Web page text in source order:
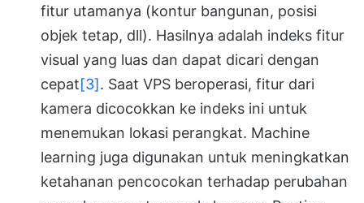
fitur utamanya (kontur bangunan, posisi
objek tetap, dll). Hasilnya adalah indeks fitur
visual yang luas dan dapat dicari dengan
cepat[3]. Saat VPS beroperasi, fitur dari
kamera dicocokkan ke indeks ini untuk
menemukan lokasi perangkat. Machine
learning juga digunakan untuk meningkatkan
ketahanan pencocokan terhadap perubahan